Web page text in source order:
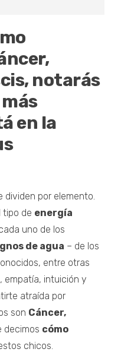
notarás
en la
dividen por elemento.
tipo de energía
uno de los
de agua – de los
entre otras
empatía, intuición y
atraída por
son Cáncer,
decimos cómo
chicos.